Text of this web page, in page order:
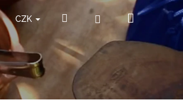
CZK Hledat PřihlášeníNákupní
košík